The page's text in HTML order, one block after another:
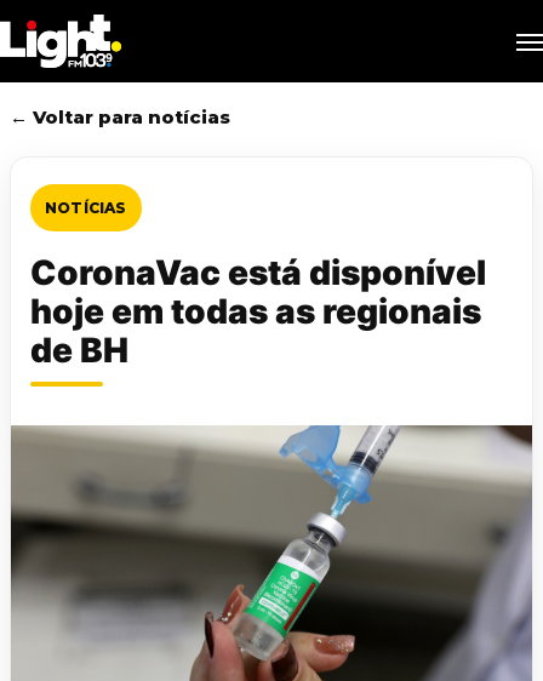
to
main
content
← Voltar para notícias
NOTÍCIAS
CoronaVac está disponível
hoje em todas as regionais
de BH